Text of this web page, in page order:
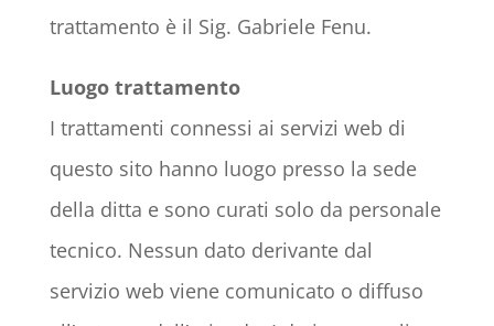
trattamento è il Sig. Gabriele Fenu.
Luogo trattamento
I trattamenti connessi ai servizi web di
questo sito hanno luogo presso la sede
della ditta e sono curati solo da personale
tecnico. Nessun dato derivante dal
servizio web viene comunicato o diffuso